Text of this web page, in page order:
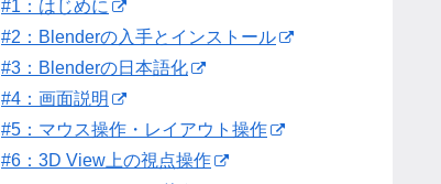
#1：はじめに
#2：Blenderの入手とインストール
#3：Blenderの日本語化
#4：画面説明
#5：マウス操作・レイアウト操作
#6：3D View上の視点操作